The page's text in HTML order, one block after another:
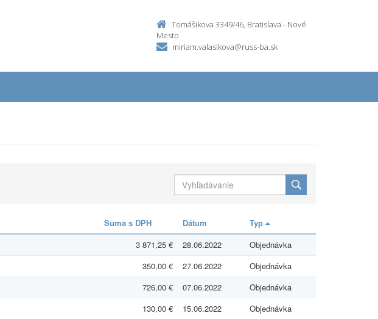
Tomášikova 3349/46, Bratislava - Nové
Mesto
miriam.valasikova@russ-ba.sk
Suma s DPH Dátum
Typ
3 871,25 € 28.06.2022
Objednávka
350,00 € 27.06.2022
Objednávka
726,00 € 07.06.2022
Objednávka
130,00 € 15.06.2022
Objednávka